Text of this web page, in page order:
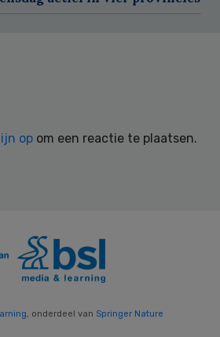
op om een reactie te plaatsen.
, onderdeel van Springer Nature